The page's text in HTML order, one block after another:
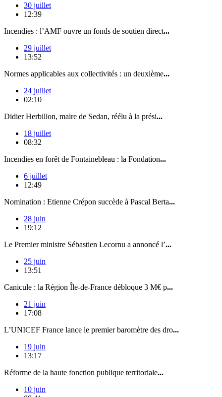
30 juillet
12:39
Incendies : l’AMF ouvre un fonds de soutien direct...
29 juillet
13:52
Normes applicables aux collectivités : un deuxième...
24 juillet
02:10
Didier Herbillon, maire de Sedan, réélu à la prési...
18 juillet
08:32
Incendies en forêt de Fontainebleau : la Fondation...
6 juillet
12:49
Nomination : Etienne Crépon succède à Pascal Berta...
28 juin
19:12
Le Premier ministre Sébastien Lecornu a annoncé l’...
25 juin
13:51
Canicule : la Région Île-de-France débloque 3 M€ p...
21 juin
17:08
L’UNICEF France lance le premier baromètre des dro...
19 juin
13:17
Réforme de la haute fonction publique territoriale...
10 juin